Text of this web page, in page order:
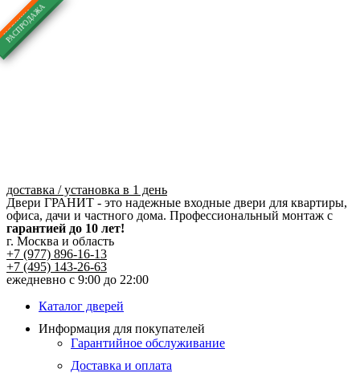
Перейти
к
содержимому
доставка / установка в 1 день
Двери ГРАНИТ - это надежные входные двери для квартиры,
офиса, дачи и частного дома. Профессиональный монтаж с
гарантией до 10 лет!
г. Москва и область
+7 (977) 896-16-13
+7 (495) 143-26-63
ежедневно с 9:00 до 22:00
Каталог дверей
Информация для покупателей
Гарантийное обслуживание
Доставка и оплата